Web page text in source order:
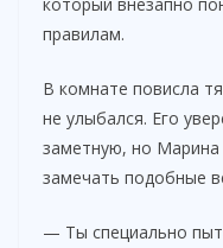
правилам.
В комнате повисла
не улыбался. Его
заметную, но
замечать подобные
— Ты специально